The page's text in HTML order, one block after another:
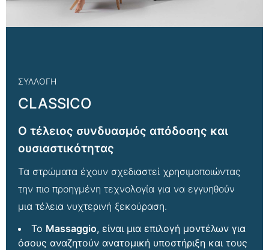
ΣΥΛΛΟΓΗ
CLASSICO
Ο τέλειος συνδυασμός απόδοσης και
ουσιαστικότητας
Τα στρώματα έχουν σχεδιαστεί χρησιμοποιώντας
την πιο προηγμένη τεχνολογία για να εγγυηθούν
μια τέλεια νυχτερινή ξεκούραση.
Το Massaggio, είναι μια επιλογή μοντέλων για
όσους αναζητούν ανατομική υποστήριξη και τους